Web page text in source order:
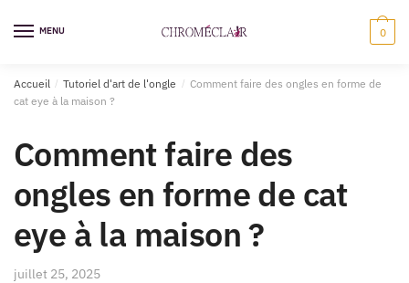
navigation
MENU 0
Accueil / Tutoriel d'art de l'ongle / Comment faire des ongles en forme de
cat eye à la maison ?
Comment faire des
ongles en forme de cat
eye à la maison ?
juillet 25, 2025